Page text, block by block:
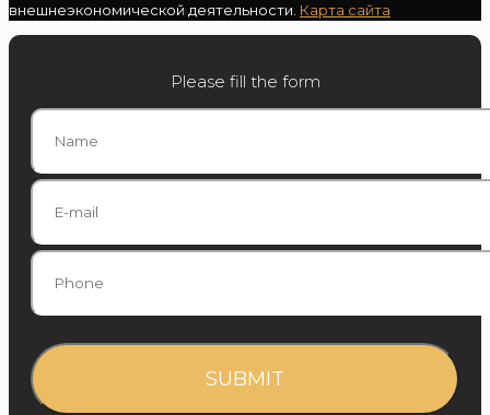
внешнеэкономической деятельности. Карта сайта
Please fill the form